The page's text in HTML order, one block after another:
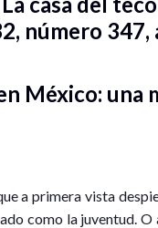
número 347,
México: una
a primera vista
como la juventud.